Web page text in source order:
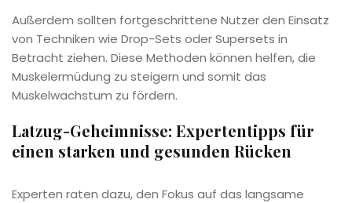
Außerdem sollten fortgeschrittene Nutzer den Einsatz
von Techniken wie Drop-Sets oder Supersets in
Betracht ziehen. Diese Methoden können helfen, die
Muskelermüdung zu steigern und somit das
Muskelwachstum zu fördern.
Latzug-Geheimnisse: Expertentipps für
einen starken und gesunden Rücken
Experten raten dazu, den Fokus auf das langsame